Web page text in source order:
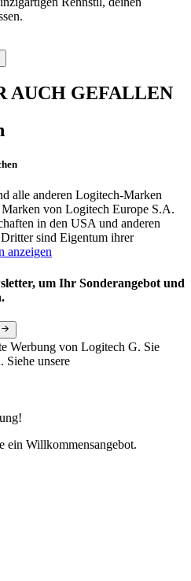
AUCH GEFALLEN
alle anderen Logitech-Marken
von Logitech Europe S.A.
in den USA und anderen
sind Eigentum ihrer
anzeigen
um Ihr Sonderangebot und
Werbung von Logitech G. Sie
Siehe unsere
ein Willkommensangebot.